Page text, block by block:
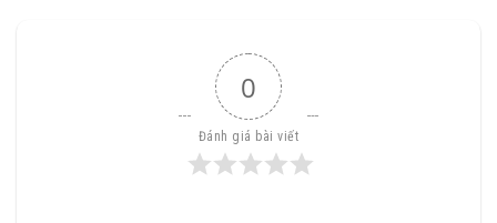
0
Đánh giá bài viết